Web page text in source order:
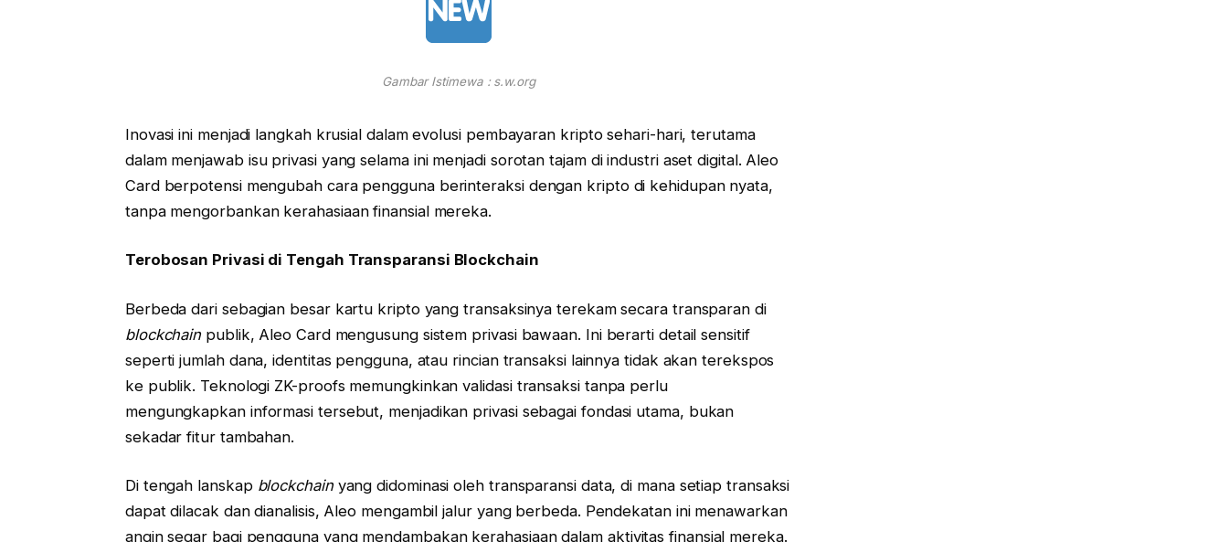
Gambar Istimewa : s.w.org
Inovasi ini menjadi langkah krusial dalam evolusi pembayaran kripto sehari-hari, terutama
dalam menjawab isu privasi yang selama ini menjadi sorotan tajam di industri aset digital. Aleo
Card berpotensi mengubah cara pengguna berinteraksi dengan kripto di kehidupan nyata,
tanpa mengorbankan kerahasiaan finansial mereka.
Terobosan Privasi di Tengah Transparansi Blockchain
Berbeda dari sebagian besar kartu kripto yang transaksinya terekam secara transparan di
blockchain publik, Aleo Card mengusung sistem privasi bawaan. Ini berarti detail sensitif
seperti jumlah dana, identitas pengguna, atau rincian transaksi lainnya tidak akan terekspos
ke publik. Teknologi ZK-proofs memungkinkan validasi transaksi tanpa perlu
mengungkapkan informasi tersebut, menjadikan privasi sebagai fondasi utama, bukan
sekadar fitur tambahan.
Di tengah lanskap blockchainyang didominasi oleh transparansi data, di mana setiap transaksi
dapat dilacak dan dianalisis, Aleo mengambil jalur yang berbeda. Pendekatan ini menawarkan
angin segar bagi pengguna yang mendambakan kerahasiaan dalam aktivitas finansial mereka.